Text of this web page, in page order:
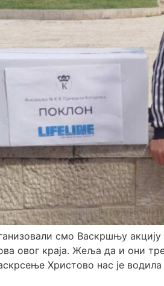
смо Васкршњу
овог краја. Жеља да и они
Христово нас је